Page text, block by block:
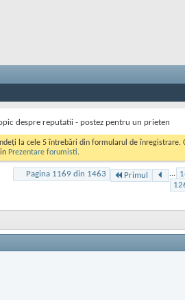
despre reputatii - postez pentru un prieten
la cele 5 întrebări din formularul de
Prezentare forumisti.
Pagina 1169 din 1463 Primul ...